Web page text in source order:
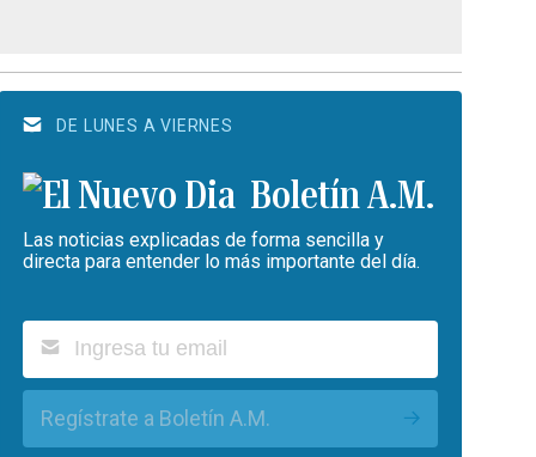
DE LUNES A VIERNES
Boletín A.M.
Las noticias explicadas de forma sencilla y
directa para entender lo más importante del día.
Regístrate a Boletín A.M.